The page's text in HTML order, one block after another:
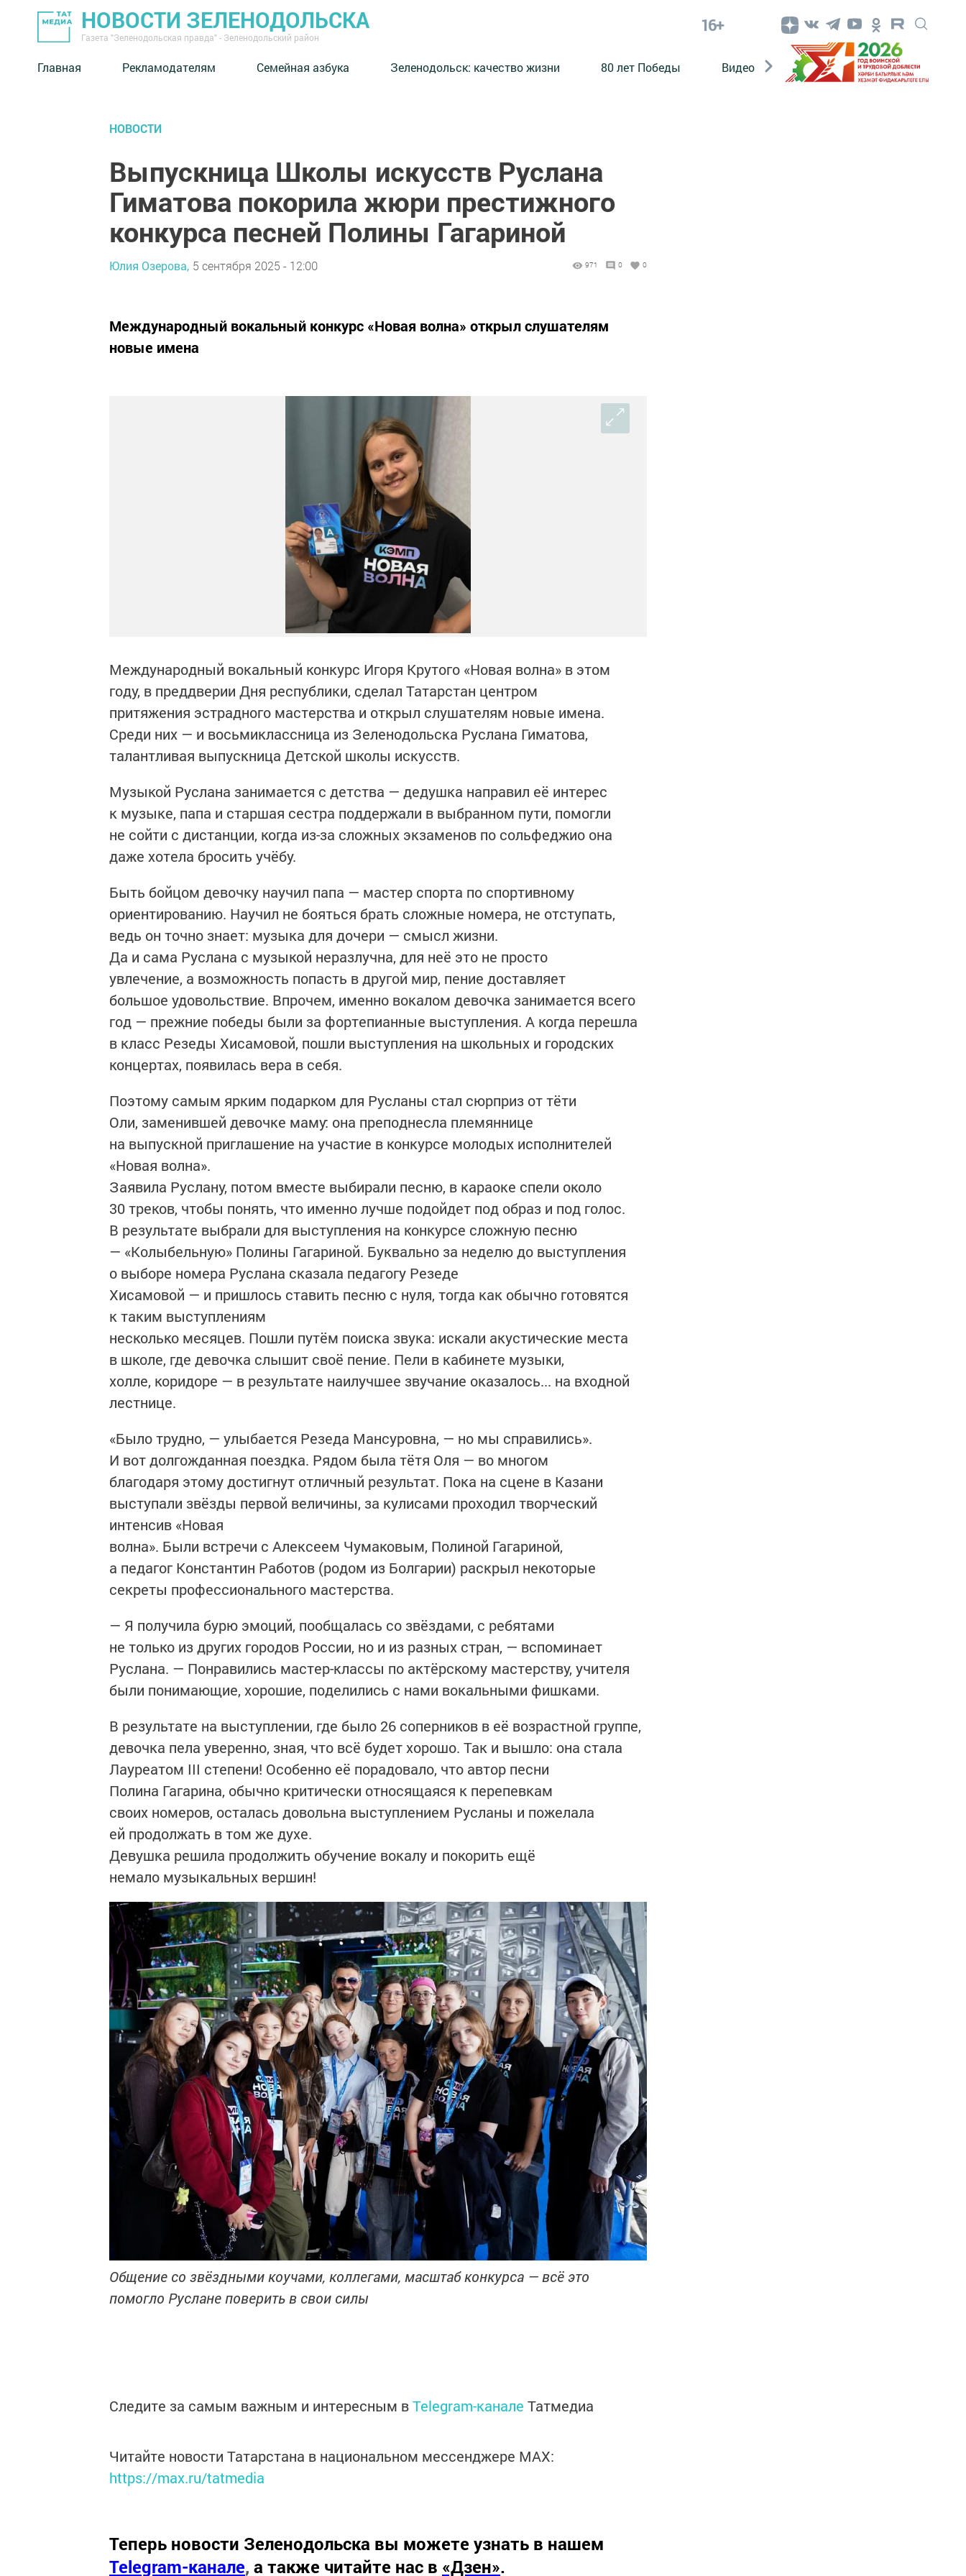
НОВОСТИ ЗЕЛЕНОДОЛЬСКА
Газета "Зеленодольская правда" - Зеленодольский район
16+
Главная Рекламодателям Семейная азбука ⁠Зеленодольск: качество жизни 80 лет Победы Видео Конкурсы ЭтноДети
НОВОСТИ
Выпускница Школы искусств Руслана
Гиматова покорила жюри престижного
конкурса песней Полины Гагариной
Юлия Озерова, 5 сентября 2025 - 12:00 971 0 0
Международный вокальный конкурс «Новая волна» открыл слушателям
новые имена
Международный вокальный конкурс Игоря Крутого «Новая волна» в этом
году, в преддверии Дня республики, сделал Татарстан центром
притяжения эстрадного мастерства и открыл слушателям новые имена.
Среди них — и восьмиклассница из Зеленодольска Руслана Гиматова,
талантливая выпускница Детской школы искусств.
Музыкой Руслана занимается с детства — дедушка направил её интерес
к музыке, папа и старшая сестра поддержали в выбранном пути, помогли
не сойти с дистанции, когда из-за сложных экзаменов по сольфеджио она
даже хотела бросить учёбу.
Быть бойцом девочку научил папа — мастер спорта по спортивному
ориентированию. Научил не бояться брать сложные номера, не отступать,
ведь он точно знает: музыка для дочери — смысл жизни.
Да и сама Руслана с музыкой неразлучна, для неё это не просто
увлечение, а возможность попасть в другой мир, пение доставляет
большое удовольствие. Впрочем, именно вокалом девочка занимается всего
год — прежние победы были за фортепианные выступления. А когда перешла
в класс Резеды Хисамовой, пошли выступления на школьных и городских
концертах, появилась вера в себя.
Поэтому самым ярким подарком для Русланы стал сюрприз от тёти
Оли, заменившей девочке маму: она преподнесла племяннице
на выпускной приглашение на участие в конкурсе молодых исполнителей
«Новая волна».
Заявила Руслану, потом вместе выбирали песню, в караоке спели около
30 треков, чтобы понять, что именно лучше подойдет под образ и под голос.
В результате выбрали для выступления на конкурсе сложную песню
— «Колыбельную» Полины Гагариной. Буквально за неделю до выступления
о выборе номера Руслана сказала педагогу Резеде
Хисамовой — и пришлось ставить песню с нуля, тогда как обычно готовятся
к таким выступлениям
несколько месяцев. Пошли путём поиска звука: искали акустические места
в школе, где девочка слышит своё пение. Пели в кабинете музыки,
холле, коридоре — в результате наилучшее звучание оказалось... на входной
лестнице.
«Было трудно, — улыбается Резеда Мансуровна, — но мы справились».
И вот долгожданная поездка. Рядом была тётя Оля — во многом
благодаря этому достигнут отличный результат. Пока на сцене в Казани
выступали звёзды первой величины, за кулисами проходил творческий
интенсив «Новая
волна». Были встречи с Алексеем Чумаковым, Полиной Гагариной,
а педагог Константин Работов (родом из Болгарии) раскрыл некоторые
секреты профессионального мастерства.
— Я получила бурю эмоций, пообщалась со звёздами, с ребятами
не только из других городов России, но и из разных стран, — вспоминает
Руслана. — Понравились мастер-классы по актёрскому мастерству, учителя
были понимающие, хорошие, поделились с нами вокальными фишками.
В результате на выступлении, где было 26 соперников в её возрастной группе,
девочка пела уверенно, зная, что всё будет хорошо. Так и вышло: она стала
Лауреатом III степени! Особенно её порадовало, что автор песни
Полина Гагарина, обычно критически относящаяся к перепевкам
своих номеров, осталась довольна выступлением Русланы и пожелала
ей продолжать в том же духе.
Девушка решила продолжить обучение вокалу и покорить ещё
немало музыкальных вершин!
Общение со звёздными коучами, коллегами, масштаб конкурса — всё это
помогло Руслане поверить в свои силы
Следите за самым важным и интересным вTelegram-канале Татмедиа
Читайте новости Татарстана в национальном мессенджере MАХ:
https://max.ru/tatmedia
Теперь новости Зеленодольска вы можете узнать в нашем
Telegram-канале, а также читайте нас в «Дзен».